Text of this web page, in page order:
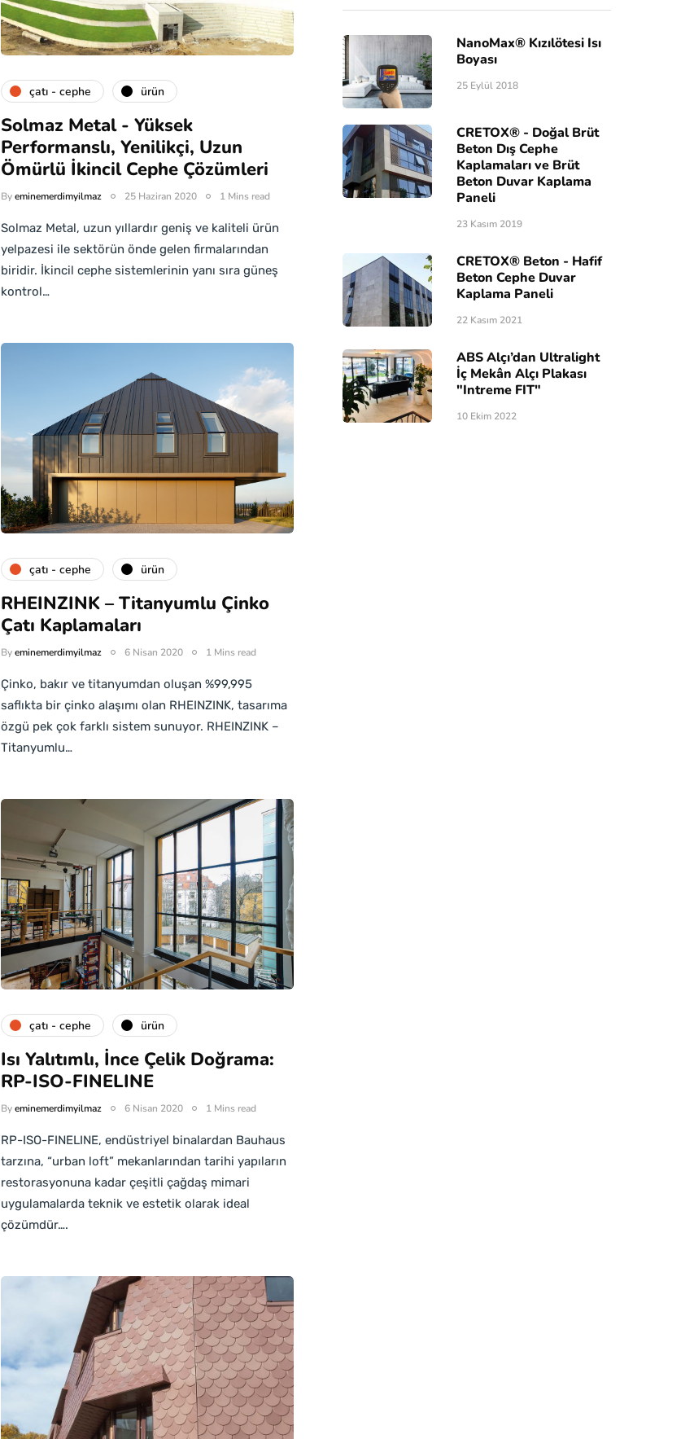
çatı - cephe ürün
Solmaz Metal - Yüksek
Performanslı, Yenilikçi, Uzun
Ömürlü İkincil Cephe Çözümleri
Byeminemerdimyilmaz 25 Haziran 2020 1 Mins read
Solmaz Metal, uzun yıllardır geniş ve kaliteli ürün
yelpazesi ile sektörün önde gelen firmalarından
biridir. İkincil cephe sistemlerinin yanı sıra güneş
kontrol…
çatı - cephe ürün
RHEINZINK – Titanyumlu Çinko
Çatı Kaplamaları
Byeminemerdimyilmaz 6 Nisan 2020 1 Mins read
Çinko, bakır ve titanyumdan oluşan %99,995
saflıkta bir çinko alaşımı olan RHEINZINK, tasarıma
özgü pek çok farklı sistem sunuyor. RHEINZINK –
Titanyumlu…
çatı - cephe ürün
Isı Yalıtımlı, İnce Çelik Doğrama:
RP-ISO-FINELINE
Byeminemerdimyilmaz 6 Nisan 2020 1 Mins read
RP-ISO-FINELINE, endüstriyel binalardan Bauhaus
tarzına, “urban loft” mekanlarından tarihi yapıların
restorasyonuna kadar çeşitli çağdaş mimari
uygulamalarda teknik ve estetik olarak ideal
çözümdür….
NanoMax® Kızılötesi Isı
Boyası
25 Eylül 2018
CRETOX® - Doğal Brüt
Beton Dış Cephe
Kaplamaları ve Brüt
Beton Duvar Kaplama
Paneli
23 Kasım 2019
CRETOX® Beton - Hafif
Beton Cephe Duvar
Kaplama Paneli
22 Kasım 2021
ABS Alçı’dan Ultralight
İç Mekân Alçı Plakası
"Intreme FIT"
10 Ekim 2022